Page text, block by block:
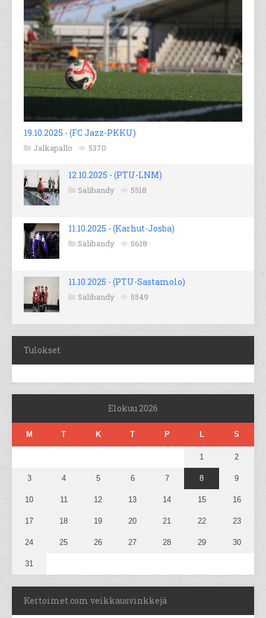
19.10.2025 - (FC Jazz-PKKU)
Jalkapallo 5370
12.10.2025 - (PTU-LNM)
Salibandy 5518
11.10.2025 - (Karhut-Josba)
Salibandy 5618
11.10.2025 - (PTU-Sastamolo)
Salibandy 5549
Tulokset
Elokuu 2026
M T K T P L S
1 2
3 4 5 6 7 8 9
10 11 12 13 14 15 16
17 18 19 20 21 22 23
24 25 26 27 28 29 30
31
Kertoimet.com veikkausvinkkejä